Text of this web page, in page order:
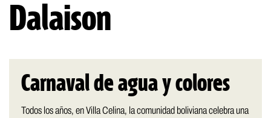
Dalaison
Carnaval de agua y colores
Todos los años, en Villa Celina, la comunidad boliviana celebra una